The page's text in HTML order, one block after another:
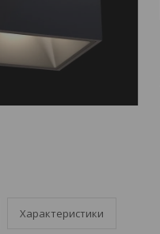
Характеристики